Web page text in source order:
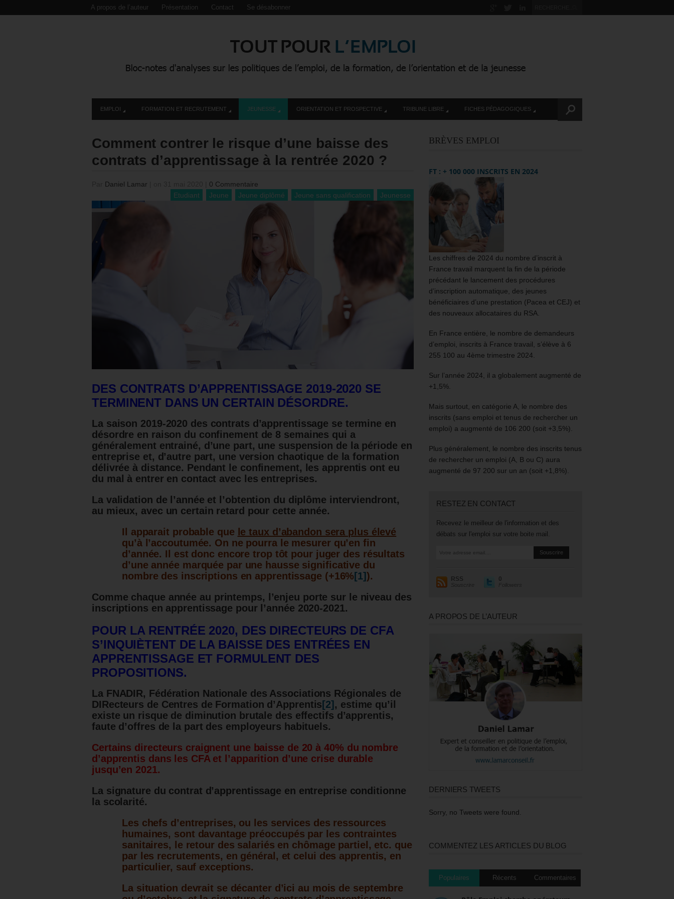
A propos de l’auteur Présentation Contact Se désabonner
EMPLOI FORMATION ET RECRUTEMENT JEUNESSE ORIENTATION ET PROSPECTIVE TRIBUNE LIBRE FICHES PÉDAGOGIQUES
Comment contrer le risque d’une baisse des
contrats d’apprentissage à la rentrée 2020 ?
Daniel Lamar
0 Commentaire
Etudiant
Jeune Jeune diplômé Jeune sans qualification Jeunesse
DES CONTRATS D’APPRENTISSAGE 2019-2020 SE
TERMINENT DANS UN CERTAIN DÉSORDRE.
La saison 2019-2020 des contrats d’apprentissage se termine en
désordre en raison du confinement de 8 semaines qui a
généralement entrainé, d’une part, une suspension de la période en
entreprise et, d’autre part, une version chaotique de la formation
délivrée à distance. Pendant le confinement, les apprentis ont eu
du mal à entrer en contact avec les entreprises.
La validation de l’année et l’obtention du diplôme interviendront,
au mieux, avec un certain retard pour cette année.
Il apparait probable que le taux d’abandon sera plus élevé
qu’à l’accoutumée. On ne pourra le mesurer qu’en fin
d’année. Il est donc encore trop tôt pour juger des résultats
d’une année marquée par une hausse significative du
nombre des inscriptions en apprentissage (+16% [1]).
Comme chaque année au printemps, l’enjeu porte sur le niveau des
inscriptions en apprentissage pour l’année 2020-2021.
POUR LA RENTRÉE 2020, DES DIRECTEURS DE CFA
S’INQUIÈTENT DE LA BAISSE DES ENTRÉES EN
APPRENTISSAGE ET FORMULENT DES
PROPOSITIONS.
La FNADIR, Fédération Nationale des Associations Régionales de
DIRecteurs de Centres de Formation d’Apprentis [2] , estime qu’il
existe un risque de diminution brutale des effectifs d’apprentis,
faute d’offres de la part des employeurs habituels.
Certains directeurs craignent une baisse de 20 à 40% du nombre
d’apprentis dans les CFA et l’apparition d’une crise durable
jusqu’en 2021.
La signature du contrat d’apprentissage en entreprise conditionne
la scolarité.
Les chefs d’entreprises, ou les services des ressources
humaines, sont davantage préoccupés par les contraintes
sanitaires, le retour des salariés en chômage partiel, etc. que
par les recrutements, en général, et celui des apprentis, en
particulier, sauf exceptions.
La situation devrait se décanter d’ici au mois de septembre
BRÈVES EMPLOI
FT : + 100 000 INSCRITS EN 2024
Les chiffres de 2024 du nombre d’inscrit à
France travail marquent la fin de la période
précédant le lancement des procédures
d’inscription automatique, des jeunes
bénéficiaires d’une prestation (Pacea et CEJ) et
des nouveaux allocataires du RSA.
En France entière, le nombre de demandeurs
d’emploi, inscrits à France travail, s’élève à 6
255 100 au 4ème trimestre 2024.
Sur l’année 2024, il a globalement augmenté de
+1,5%.
Mais surtout, en catégorie A, le nombre des
inscrits (sans emploi et tenus de rechercher un
emploi) a augmenté de 106 200 (soit +3,5%).
Plus généralement, le nombre des inscrits tenus
de rechercher un emploi (A, B ou C) aura
augmenté de 97 200 sur un an (soit +1,8%).
RESTEZ EN CONTACT
Recevez le meilleur de l'information et des
débats sur l'emploi sur votre boite mail.
RSS
Souscrire
0
Followers
A PROPOS DE L’AUTEUR
DERNIERS TWEETS
Sorry, no Tweets were found.
COMMENTEZ LES ARTICLES DU BLOG
Populaires Récents Commentaires